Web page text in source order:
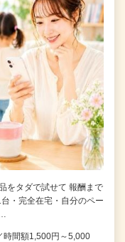
をタダで試せて 報酬まで
・完全在宅・自分のペー
時間額1,500円～5,000